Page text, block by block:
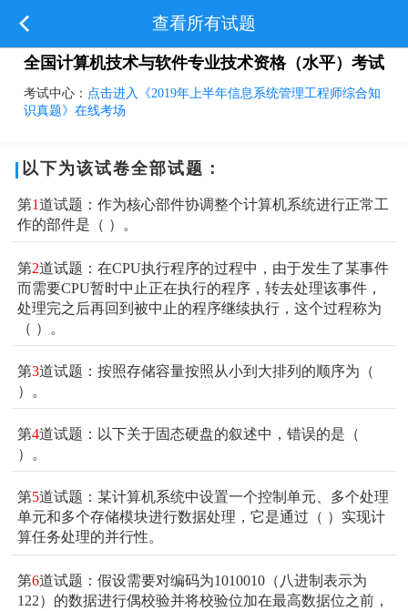
查看所有试题
全国计算机技术与软件专业技术资格（水平）考试
考试中心： 点击进入《2019年上半年信息系统管理工程师综合知
识真题》在线考场
以下为该试卷全部试题：
第1道试题：作为核心部件协调整个计算机系统进行正常工
作的部件是（ ）。
第2道试题：在CPU执行程序的过程中，由于发生了某事件
而需要CPU暂时中止正在执行的程序，转去处理该事件，
处理完之后再回到被中止的程序继续执行，这个过程称为
（ ）。
第3道试题：按照存储容量按照从小到大排列的顺序为（
）。
第4道试题：以下关于固态硬盘的叙述中，错误的是（
）。
第5道试题：某计算机系统中设置一个控制单元、多个处理
单元和多个存储模块进行数据处理，它是通过（ ）实现计
算任务处理的并行性。
第6道试题：假设需要对编码为1010010（八进制表示为
122）的数据进行偶校验并将校验位加在最高数据位之前，